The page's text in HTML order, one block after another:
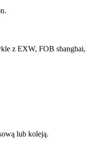
z EXW, FOB shanghai,
lub koleją.